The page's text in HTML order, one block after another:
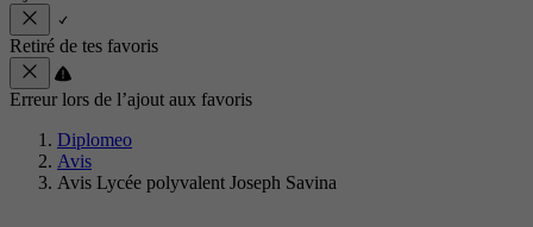
Retiré de tes favoris
Erreur lors de l’ajout aux favoris
Diplomeo
Avis
Avis Lycée polyvalent Joseph Savina